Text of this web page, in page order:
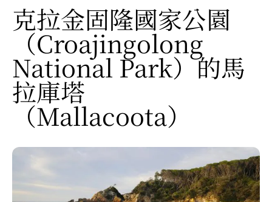
克拉金固隆國家公園
（Croajingolong
National Park）的馬
拉庫塔
（Mallacoota）